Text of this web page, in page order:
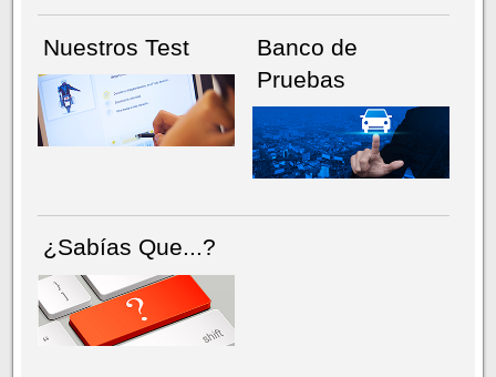
Nuestros Test
Banco de
Pruebas
¿Sabías Que...?